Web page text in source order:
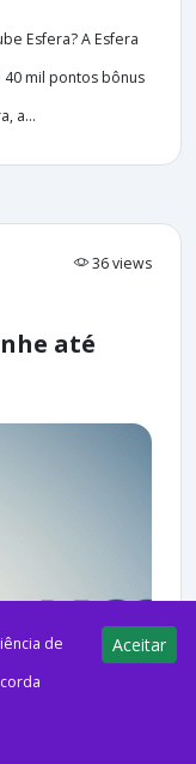
Esfera? A Esfera
mil pontos bônus
a...
36 views
até
de
Aceitar